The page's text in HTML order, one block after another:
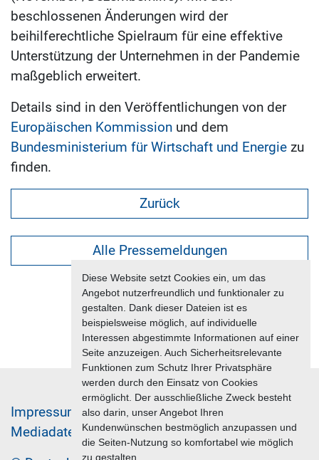
Diese Website setzt Cookies ein, um das
Angebot nutzerfreundlich und funktionaler zu
gestalten. Dank dieser Dateien ist es
beispielsweise möglich, auf individuelle
Interessen abgestimmte Informationen auf einer
Seite anzuzeigen. Auch Sicherheitsrelevante
Funktionen zum Schutz Ihrer Privatsphäre
werden durch den Einsatz von Cookies
ermöglicht. Der ausschließliche Zweck besteht
also darin, unser Angebot Ihren
Kundenwünschen bestmöglich anzupassen und
die Seiten-Nutzung so komfortabel wie möglich
zu gestalten.
beschlossenen Änderungen wird der
beihilferechtliche Spielraum für eine effektive
Unterstützung der Unternehmen in der Pandemie
maßgeblich erweitert.
Details sind in den Veröffentlichungen von der
Europäischen Kommission und dem
Bundesministerium für Wirtschaft und Energie zu
finden.
Zurück
Alle Pressemeldungen
Im­pres­sum & Da­ten­schutz
Me­di­a­da­ten & Mar­ke­ting­leis­tun­gen
Jobs